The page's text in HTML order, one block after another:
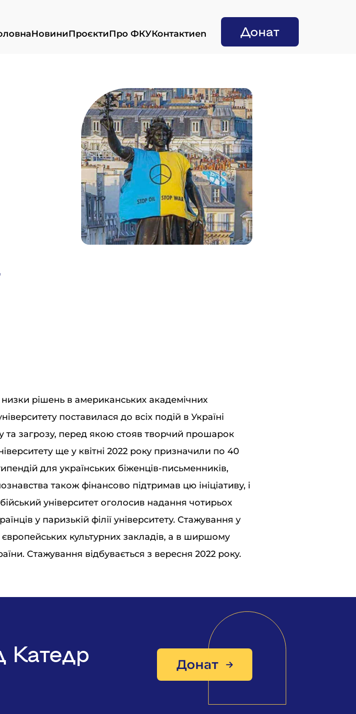
НовиниПроєктиПро ФКУКонтактиen Донат
рішень в американських академічних
поставилася до всіх подій в Україні
та загрозу, перед якою стояв творчий прошарок
ще у квітні 2022 року призначили по 40
для українських біженців-письменників,
також фінансово підтримав цю ініціативу, і
університет оголосив надання чотирьох
у паризькій філії університету. Стажування у
культурних закладів, а в ширшому
Стажування відбувається з вересня 2022 року.
Катедр
Донат